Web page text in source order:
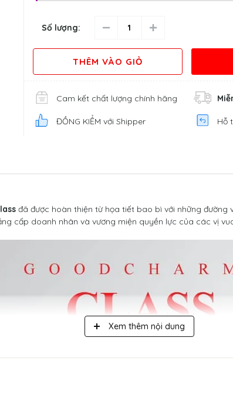
Số lượng:
THÊM VÀO GIỎ
Cam kết chất lượng chính hãng
ĐỒNG KIỂM với Shipper Hỗ
đã được hoàn thiện từ họa tiết bao bì với những
cấp doanh nhân và vương miện quyền lực của các vị
Xem thêm nội dung